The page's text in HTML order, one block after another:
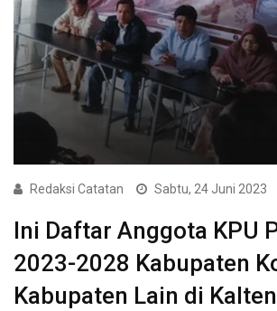
Redaksi Catatan Sabtu, 24 Juni 2023
Ini Daftar Anggota KPU
2023-2028 Kabupaten
Kabupaten Lain di